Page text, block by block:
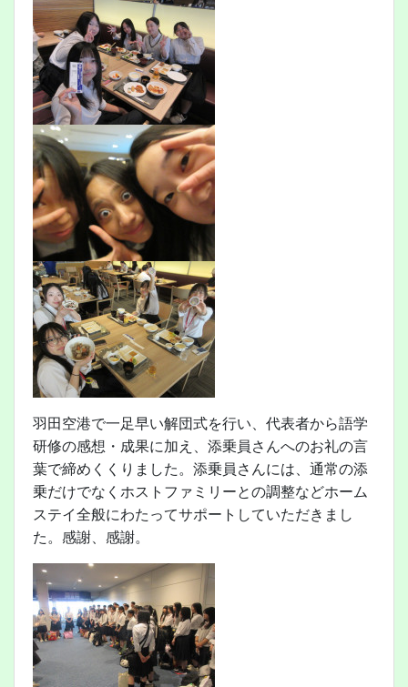
羽田空港で一足早い解団式を行い、代表者から語学
研修の感想・成果に加え、添乗員さんへのお礼の言
葉で締めくくりました。添乗員さんには、通常の添
乗だけでなくホストファミリーとの調整などホーム
ステイ全般にわたってサポートしていただきまし
た。感謝、感謝。